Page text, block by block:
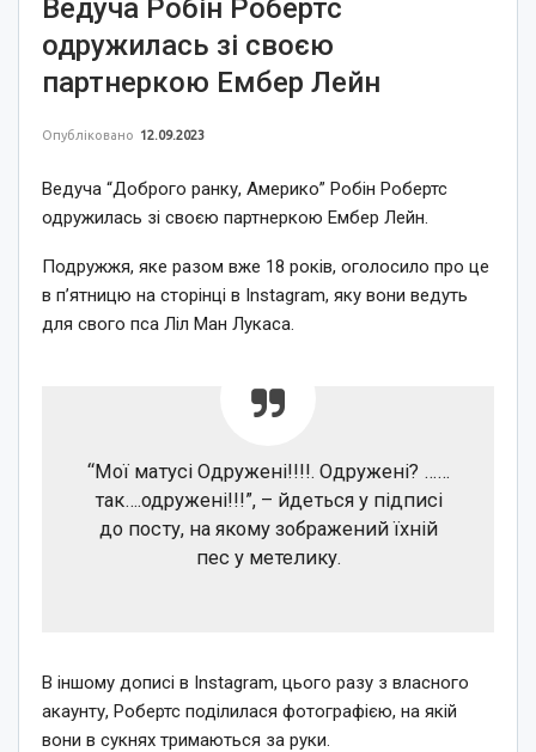
Ведуча Робін Робертс
одружилась зі своєю
партнеркою Ембер Лейн
Опубліковано 12.09.2023
Ведуча “Доброго ранку, Америко” Робін Робертс
одружилась зі своєю партнеркою Ембер Лейн.
Подружжя, яке разом вже 18 років, оголосило про це
в п’ятницю на сторінці в Instagram, яку вони ведуть
для свого пса Ліл Ман Лукаса.
“Мої матусі Одружені!!!!. Одружені? ……
так….одружені!!!”, – йдеться у підписі
до посту, на якому зображений їхній
пес у метелику.
В іншому дописі в Instagram, цього разу з власного
акаунту, Робертс поділилася фотографією, на якій
вони в сукнях тримаються за руки.